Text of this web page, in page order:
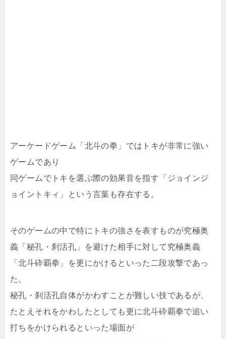
アーケードゲーム「北斗の拳」ではトキが非常に強い
ゲームであり
同ゲームでトキを選ぶ際の効果音を指す「ジョインジ
ョイントキィ」という言葉も存在する。
そのゲームの中で特にトキの強さを表すものが究極奥
義「秘孔・刹活孔」を避けた相手に対して究極奥義
「北斗砕覇拳」を更にかけるといった二段攻撃であっ
た。
秘孔・刹活孔自体がかわすことが難しい技であるが、
たとえそれをかわしたとしても更に北斗砕覇拳で追い
打ちをかけられるといった場面が